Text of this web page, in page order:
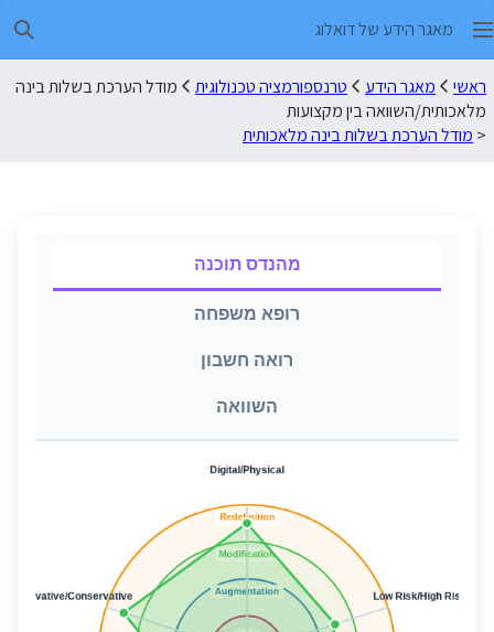
מאגר הידע של דואלוג
ראשי מאגר הידע טרנספורמציה טכנולוגית
מודל הערכת בשלות בינה
מלאכותית/השוואה בין מקצועות
< מודל הערכת בשלות בינה מלאכותית
מהנדס תוכנה
רופא משפחה
רואה חשבון
השוואה